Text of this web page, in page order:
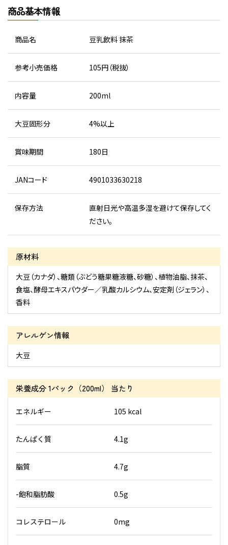
商品基本情報
商品名 豆乳飲料 抹茶
参考小売価格 105円（税抜）
内容量 200ml
大豆固形分 4%以上
賞味期間 180日
JANコード 4901033630218
保存方法
直射日光や高温多湿を避けて保存してく
ださい。
原材料
大豆（カナダ）、糖類（ぶどう糖果糖液糖、砂糖）、植物油脂、抹茶、
食塩、酵母エキスパウダー／乳酸カルシウム、安定剤（ジェラン）、
香料
アレルゲン情報
大豆
栄養成分1パック（200ml） 当たり
エネルギー 105 kcal
たんぱく質 4.1g
脂質 4.7g
-飽和脂肪酸 0.5g
コレステロール 0mg